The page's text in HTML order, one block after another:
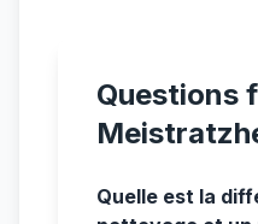
Questions
Quelle est la